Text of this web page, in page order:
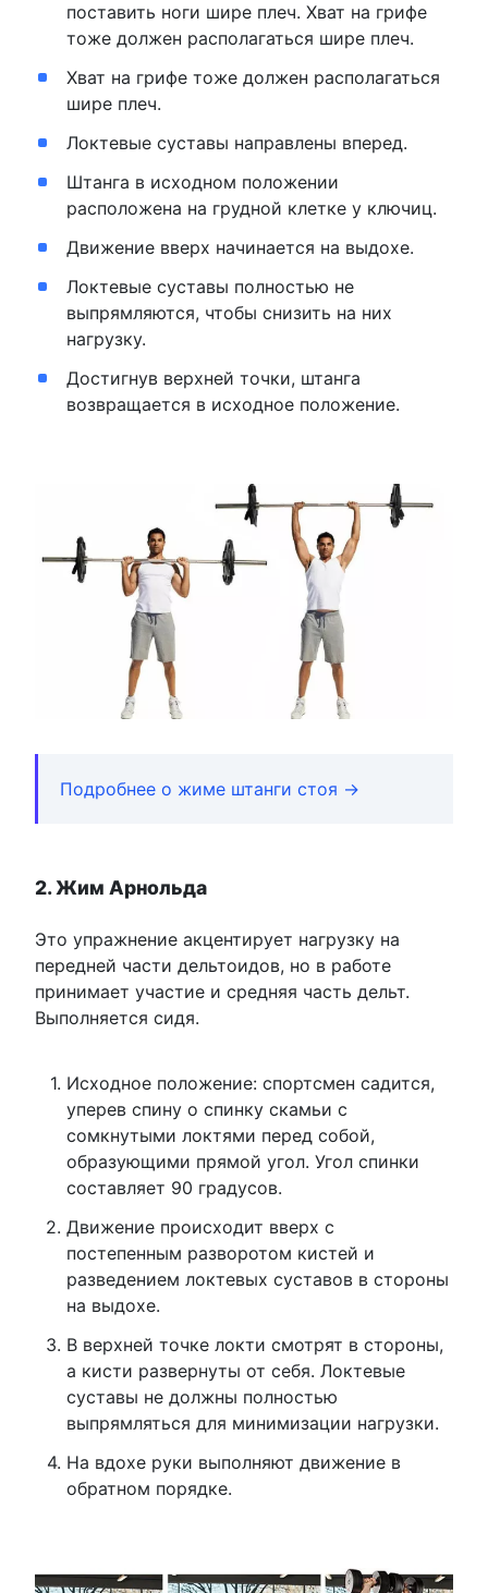
поставить ноги шире плеч. Хват на грифе
тоже должен располагаться шире плеч.
Хват на грифе тоже должен располагаться
шире плеч.
Локтевые суставы направлены вперед.
Штанга в исходном положении
расположена на грудной клетке у ключиц.
Движение вверх начинается на выдохе.
Локтевые суставы полностью не
выпрямляются, чтобы снизить на них
нагрузку.
Достигнув верхней точки, штанга
возвращается в исходное положение.
Подробнее о жиме штанги стоя →
2. Жим Арнольда
Это упражнение акцентирует нагрузку на
передней части дельтоидов, но в работе
принимает участие и средняя часть дельт.
Выполняется сидя.
Исходное положение: спортсмен садится,
уперев спину о спинку скамьи с
сомкнутыми локтями перед собой,
образующими прямой угол. Угол спинки
составляет 90 градусов.
Движение происходит вверх с
постепенным разворотом кистей и
разведением локтевых суставов в стороны
на выдохе.
В верхней точке локти смотрят в стороны,
а кисти развернуты от себя. Локтевые
суставы не должны полностью
выпрямляться для минимизации нагрузки.
На вдохе руки выполняют движение в
обратном порядке.